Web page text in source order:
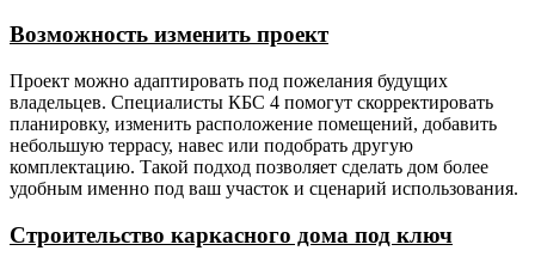
(производство Россия).
Утепление
(наружные
стены,
внутренние
несущие).
-
150 мм (для каркаса с
толщиной наружной стены
150 мм); 200 мм (для
каркаса с толщиной
наружной стены 200 мм).
пола,
толщиной наружной стены
Возможность изменить проект
Проект можно адаптировать под пожелания будущих
владельцев. Специалисты КБС 4 помогут скорректировать
планировку, изменить расположение помещений, добавить
небольшую террасу, навес или подобрать другую
комплектацию. Такой подход позволяет сделать дом более
удобным именно под ваш участок и сценарий использования.
Строительство каркасного дома под ключ